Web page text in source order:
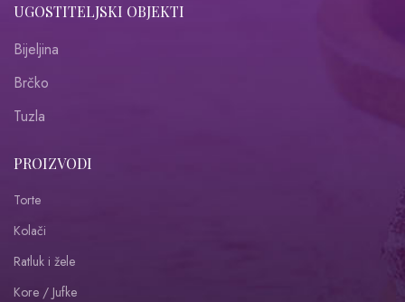
UGOSTITELJSKI OBJEKTI
Bijeljina
Brčko
Tuzla
PROIZVODI
Torte
Kolači
Ratluk i žele
Kore / Jufke